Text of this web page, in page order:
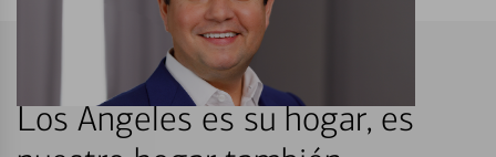
Los Angeles es su hogar, es